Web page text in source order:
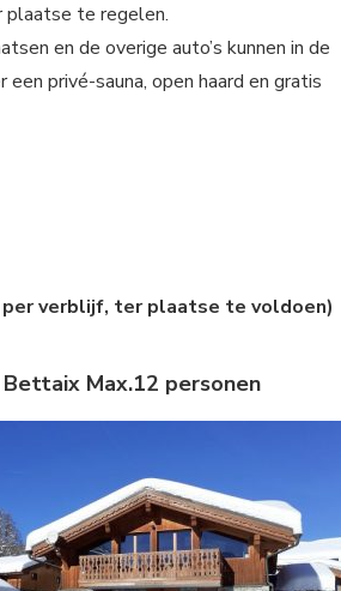
plaatse te regelen.
en de overige auto’s kunnen in de
privé-sauna, open haard en gratis
per verblijf, ter plaatse te voldoen)
Max.12 personen